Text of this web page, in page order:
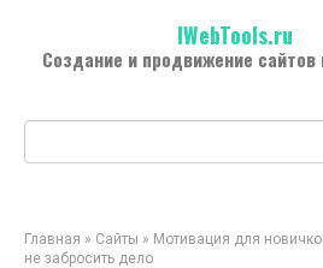
контенту
IWebTools.ru
Создание и продвижение сайтов
Поиск:
Главная » Сайты » Мотивация для
не забросить дело